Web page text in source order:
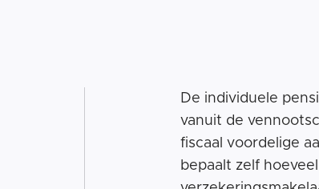
De individuele
vanuit de
fiscaal voordelige
bepaalt zelf